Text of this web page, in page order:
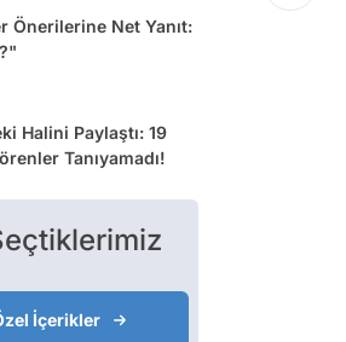
Önerilerine Net Yanıt:
Halini Paylaştı: 19
Tanıyamadı!
İçerikler